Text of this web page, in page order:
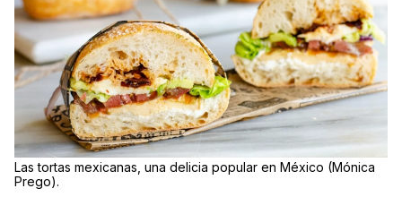
Las tortas mexicanas, una delicia popular en México (Mónica
Prego).